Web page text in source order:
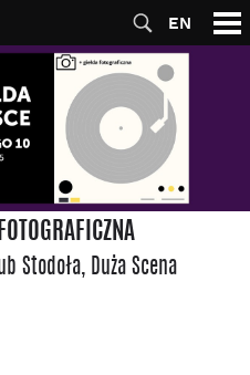
EN
Stodoła, Duża Scena